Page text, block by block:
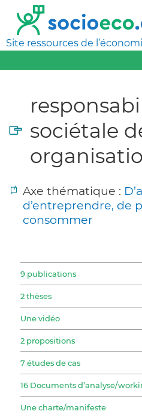
Site ressources de
sociétale
Axe thématique :
d’entreprendre, de
consommer
9 publications
2 thèses
Une vidéo
2 propositions
7 études de cas
16 Documents d’analyse/
Une charte/manifeste